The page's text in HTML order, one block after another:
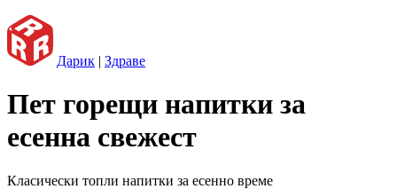
Дарик | Здраве
Пет горещи напитки за
есенна свежест
Класически топли напитки за есенно време